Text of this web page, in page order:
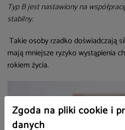
Typ B jest nastawiony na
stabilny.
Takie osoby rzadko doświadczają
mają mniejsze ryzyko wystąpienia
rokiem życia.
Zgoda na pliki cookie i
danych